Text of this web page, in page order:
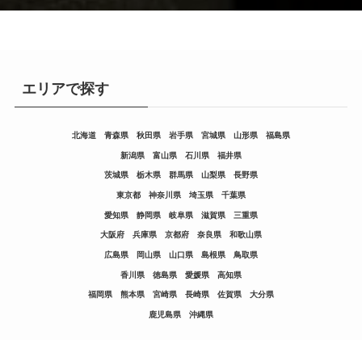
エリアで探す
北海道 青森県 秋田県 岩手県 宮城県 山形県 福島県
新潟県 富山県 石川県 福井県
茨城県 栃木県 群馬県 山梨県 長野県
東京都 神奈川県 埼玉県 千葉県
愛知県 静岡県 岐阜県 滋賀県 三重県
大阪府 兵庫県 京都府 奈良県 和歌山県
広島県 岡山県 山口県 島根県 鳥取県
香川県 徳島県 愛媛県 高知県
福岡県 熊本県 宮崎県 長崎県 佐賀県 大分県
鹿児島県 沖縄県